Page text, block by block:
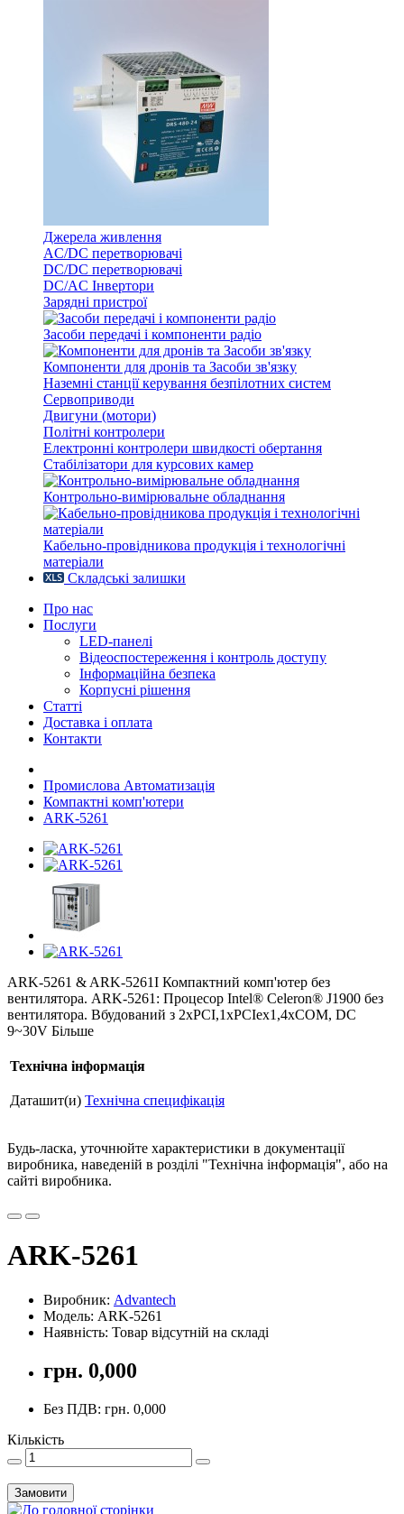
Джерела живлення
AC/DC перетворювачі
DC/DC перетворювачі
DC/AC Інвертори
Зарядні пристрої
Засоби передачі і компоненти радіо
Компоненти для дронів та Засоби зв'язку
Наземні станції керування безпілотних систем
Сервоприводи
Двигуни (мотори)
Політні контролери
Електронні контролери швидкості обертання
Стабілізатори для курсових камер
Контрольно-вимірювальне обладнання
Кабельно-провідникова продукція і технологічні
матеріали
Складські залишки
Про нас
Послуги
LED-панелі
Відеоспостереження і контроль доступу
Інформаційна безпека
Корпусні рішення
Статті
Доставка і оплата
Контакти
Промислова Автоматизація
Компактні комп'ютери
ARK-5261
ARK-5261 & ARK-5261I Компактний комп'ютер без
вентилятора. ARK-5261: Процесор Intel® Celeron® J1900 без
вентилятора. Вбудований з 2xPCI,1xPCIex1,4xCOM, DC
9~30V Більше
Технічна інформація
Даташит(и) Технічна специфікація
Будь-ласка, уточнюйте характеристики в документації
виробника, наведеній в розділі "Технічна інформація", або на
сайті виробника.
ARK-5261
Виробник: Advantech
Модель: ARK-5261
Наявність: Товар відсутній на складі
грн. 0,000
Без ПДВ: грн. 0,000
Кількість
Замовити